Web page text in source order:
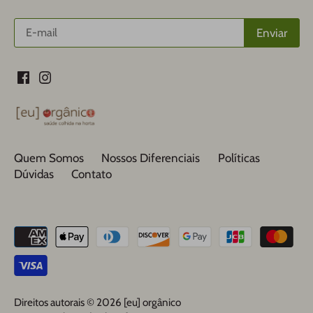
Quem Somos Nossos Diferenciais
Políticas
Dúvidas
Contato
Direitos autorais © 2026 [eu] orgânico